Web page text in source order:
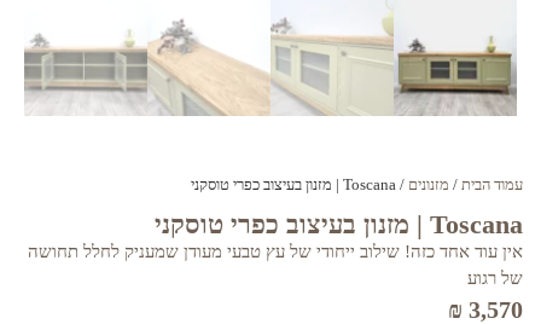
עמוד הבית / מזנונים / Toscana | מזנון בעיצוב כפרי טוסקני
Toscana | מזנון בעיצוב כפרי טוסקני
אין עוד אחד כזה! שילוב ייחודי של עץ טבעי מעודן שמעניק לחלל תחושה
של רגוע
₪ 3,570